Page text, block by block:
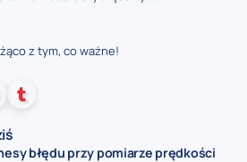
z tym, co ważne!
błędu przy pomiarze prędkości